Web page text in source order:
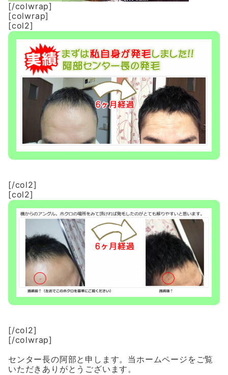
[/colwrap]
[colwrap]
[col2]
[/col2]
[col2]
[/col2]
[/colwrap]
センター長の阿部と申します。当ホームページをご覧
いただきありがとうございます。